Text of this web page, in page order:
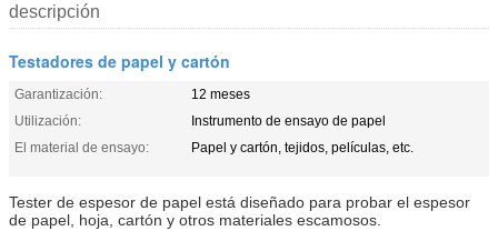
descripción
Testadores de papel y cartón
Garantización:
12 meses
Utilización:
Instrumento de ensayo de papel
El material de ensayo:
Papel y cartón, tejidos, películas, etc.
Tester de espesor de papel está diseñado para probar el espesor
de papel, hoja, cartón y otros materiales escamosos.